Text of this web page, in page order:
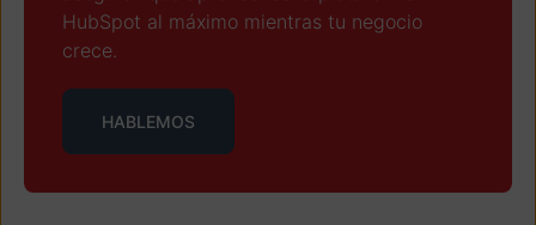
HubSpot al máximo mientras tu negocio
crece.
HABLEMOS